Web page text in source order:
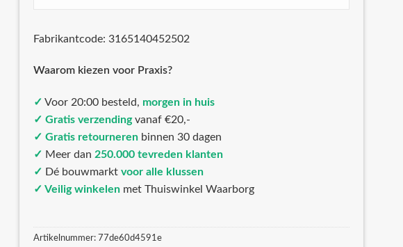
Fabrikantcode: 3165140452502
Waarom kiezen voor Praxis?
✓ Voor 20:00 besteld, morgen in huis
✓ Gratis verzendingvanaf €20,-
✓ Gratis retourneren binnen 30 dagen
✓ Meer dan 250.000 tevreden klanten
✓ Dé bouwmarkt voor alle klussen
✓ Veilig winkelen met Thuiswinkel Waarborg
Artikelnummer: 77de60d4591e